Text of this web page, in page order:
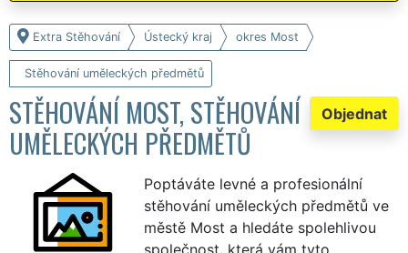
Extra Stěhování Ústecký kraj okres Most
Stěhování uměleckých předmětů
Objednat
STĚHOVÁNÍ MOST, STĚHOVÁNÍ
UMĚLECKÝCH PŘEDMĚTŮ
Poptáváte levné a profesionální
stěhování uměleckých předmětů ve
městě Most a hledáte spolehlivou
společnost, která vám tyto